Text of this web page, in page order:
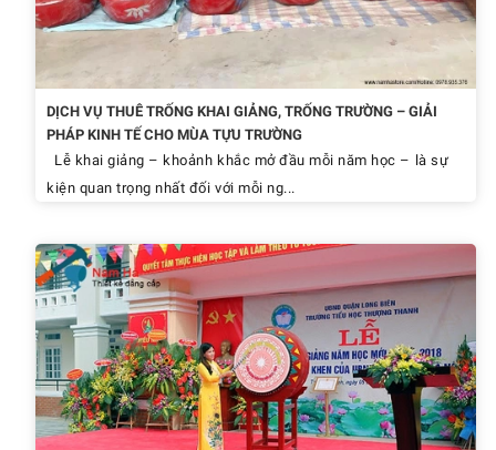
DỊCH VỤ THUÊ TRỐNG KHAI GIẢNG, TRỐNG TRƯỜNG – GIẢI
PHÁP KINH TẾ CHO MÙA TỰU TRƯỜNG
Lễ khai giảng – khoảnh khắc mở đầu mỗi năm học – là sự
kiện quan trọng nhất đối với mỗi ng...